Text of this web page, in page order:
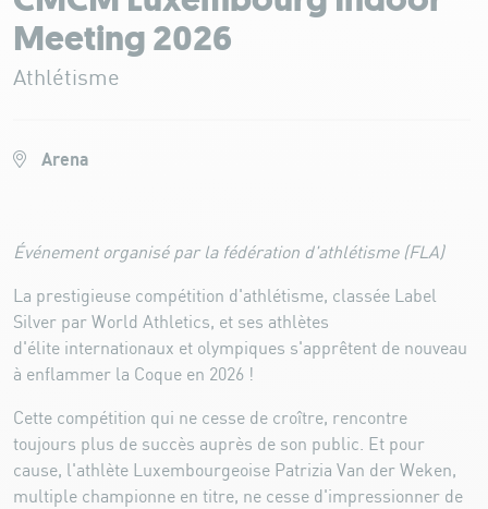
Meeting 2026
Athlétisme
Arena
Événement organisé par la fédération d'athlétisme (FLA)
La prestigieuse compétition d'athlétisme, classée Label
Silver par World Athletics, et ses athlètes
d'élite internationaux et olympiques s'apprêtent de nouveau
à enflammer la Coque en 2026 !
Cette compétition qui ne cesse de croître, rencontre
toujours plus de succès auprès de son public. Et pour
cause, l'athlète Luxembourgeoise Patrizia Van der Weken,
multiple championne en titre, ne cesse d'impressionner de